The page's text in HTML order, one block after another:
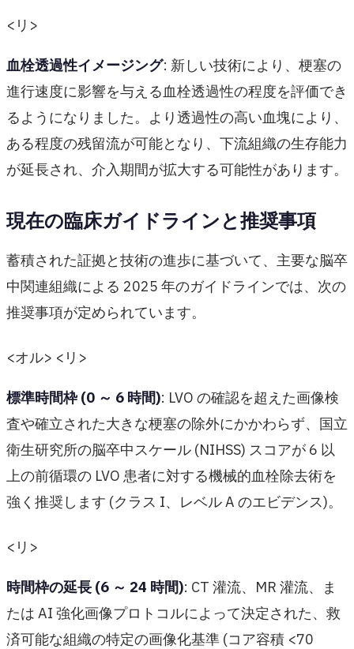
<リ>
血栓透過性イメージング: 新しい技術により、梗塞の
進行速度に影響を与える血栓透過性の程度を評価でき
るようになりました。より透過性の高い血塊により、
ある程度の残留流が可能となり、下流組織の生存能力
が延長され、介入期間が拡大する可能性があります。
現在の臨床ガイドラインと推奨事項
蓄積された証拠と技術の進歩に基づいて、主要な脳卒
中関連組織による 2025 年のガイドラインでは、次の
推奨事項が定められています。
<オル> <リ>
標準時間枠 (0 ～ 6 時間): LVO の確認を超えた画像検
査や確立された大きな梗塞の除外にかかわらず、国立
衛生研究所の脳卒中スケール (NIHSS) スコアが 6 以
上の前循環の LVO 患者に対する機械的血栓除去術を
強く推奨します (クラス I、レベル A のエビデンス)。
<リ>
時間枠の延長 (6 ～ 24 時間): CT 灌流、MR 灌流、ま
たは AI 強化画像プロトコルによって決定された、救
済可能な組織の特定の画像化基準 (コア容積 <70